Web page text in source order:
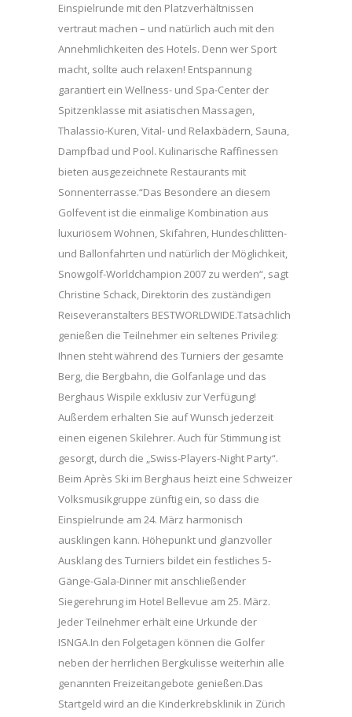
Einspielrunde mit den Platzverhältnissen
vertraut machen – und natürlich auch mit den
Annehmlichkeiten des Hotels. Denn wer Sport
macht, sollte auch relaxen! Entspannung
garantiert ein Wellness- und Spa-Center der
Spitzenklasse mit asiatischen Massagen,
Thalassio-Kuren, Vital- und Relaxbädern, Sauna,
Dampfbad und Pool. Kulinarische Raffinessen
bieten ausgezeichnete Restaurants mit
Sonnenterrasse.“Das Besondere an diesem
Golfevent ist die einmalige Kombination aus
luxuriösem Wohnen, Skifahren, Hundeschlitten-
und Ballonfahrten und natürlich der Möglichkeit,
Snowgolf-Worldchampion 2007 zu werden“, sagt
Christine Schack, Direktorin des zuständigen
Reiseveranstalters BESTWORLDWIDE.Tatsächlich
genießen die Teilnehmer ein seltenes Privileg:
Ihnen steht während des Turniers der gesamte
Berg, die Bergbahn, die Golfanlage und das
Berghaus Wispile exklusiv zur Verfügung!
Außerdem erhalten Sie auf Wunsch jederzeit
einen eigenen Skilehrer. Auch für Stimmung ist
gesorgt, durch die „Swiss-Players-Night Party“.
Beim Après Ski im Berghaus heizt eine Schweizer
Volksmusikgruppe zünftig ein, so dass die
Einspielrunde am 24. März harmonisch
ausklingen kann. Höhepunkt und glanzvoller
Ausklang des Turniers bildet ein festliches 5-
Gänge-Gala-Dinner mit anschließender
Siegerehrung im Hotel Bellevue am 25. März.
Jeder Teilnehmer erhält eine Urkunde der
ISNGA.In den Folgetagen können die Golfer
neben der herrlichen Bergkulisse weiterhin alle
genannten Freizeitangebote genießen.Das
Startgeld wird an die Kinderkrebsklinik in Zürich